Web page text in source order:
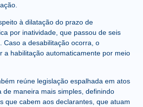
à dilatação do prazo de
por inatividade, que passou de seis
Caso a desabilitação ocorra, o
a habilitação automaticamente por meio
reúne legislação espalhada em atos
de maneira mais simples, definindo
que cabem aos declarantes, que atuam